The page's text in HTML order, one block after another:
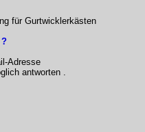
für Gurtwicklerkästen
?
Adresse
antworten .